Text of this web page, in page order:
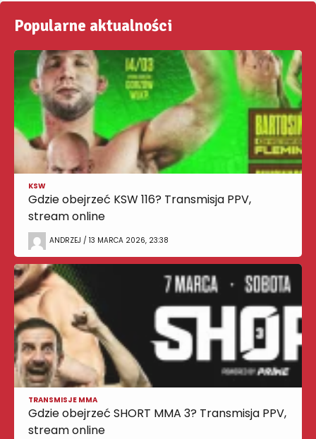
Popularne aktualności
KSW
Gdzie obejrzeć KSW 116? Transmisja PPV,
stream online
ANDRZEJ / 13 MARCA 2026, 23:38
TRANSMISJE MMA
Gdzie obejrzeć SHORT MMA 3? Transmisja PPV,
stream online